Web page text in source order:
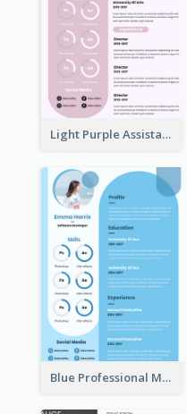
Light Purple Assistant Resume
Blue Professional Marketing Resume